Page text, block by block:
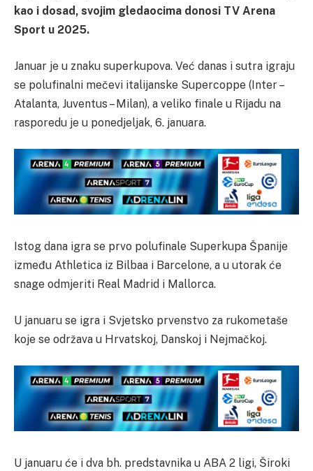
kao i dosad, svojim gledaocima donosi TV Arena
Sport u 2025.
Januar je u znaku superkupova. Već danas i sutra igraju
se polufinalni mečevi italijanske Supercoppe (Inter –
Atalanta, Juventus – Milan), a veliko finale u Rijadu na
rasporedu je u ponedjeljak, 6. januara.
Istog dana igra se prvo polufinale Superkupa Španije
između Athletica iz Bilbaa i Barcelone, a u utorak će
snage odmjeriti Real Madrid i Mallorca.
U januaru se igra i Svjetsko prvenstvo za rukometaše
koje se održava u Hrvatskoj, Danskoj i Nejmačkoj.
U januaru će i dva bh. predstavnika u ABA 2 ligi, Široki